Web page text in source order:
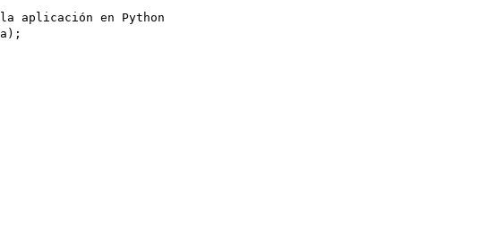
aplicación en Python